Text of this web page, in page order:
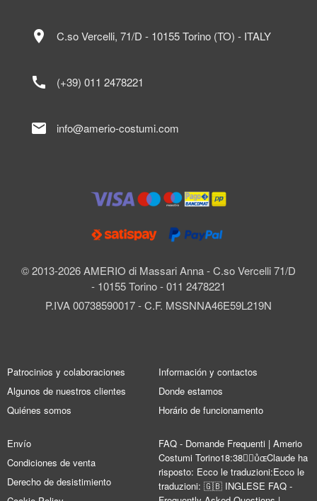
© 2013-2026 AMERIO di Massari Anna - C.so Vercelli 71/D
- 10155 Torino - 011 2478221
P.IVA 00738590017 - C.F. MSSNNA46E59L219N
location_on C.so Vercelli, 71/D - 10155 Torino (TO) - ITALY
call (+39) 011 2478221
mail info@amerio-costumi.com
Patrocinios y colaboraciones
Algunos de nuestros clientes
Quiénes somos
Información y contactos
Donde estamos
Horário de funcionamento
Envío
Condiciones de venta
Derecho de desistimiento
FAQ - Domande Frequenti | Amerio
Costumi Torino18:38Claude ha
risposto: Ecco le traduzioni:Ecco le
traduzioni: 🇬🇧 INGLESE FAQ -